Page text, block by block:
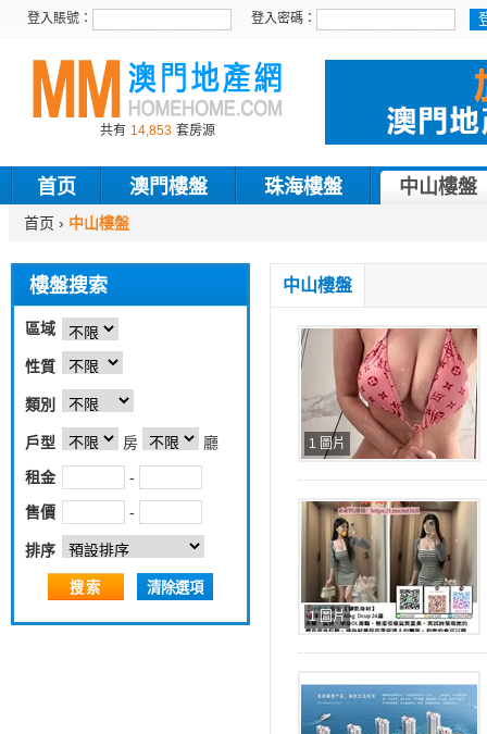
登入賬號： 登入密碼：
共有 14,853 套房源
首页 澳門樓盤 珠海樓盤 中山樓盤
首页 › 中山樓盤
樓盤搜索
區域
性質
類別
戶型 房
廳
租金
-
售價
-
排序
搜索 清除選項
中山樓盤
1 圖片
1 圖片